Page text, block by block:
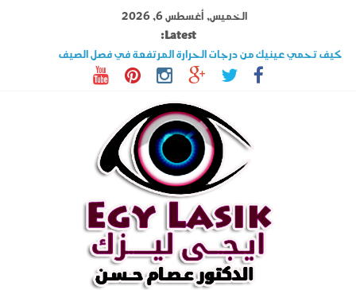
content
الخميس, أغسطس 6, 2026
Latest:
كيف تحمي عينيك من درجات الحرارة المرتفعة في فصل الصيف
تصوير القرنية أهم فحوصات عملية الليزك .. اكتشف المزيد عنه
قصر النظر وطول النظر الفرق بينهما وهل الليزك علاج فعال ؟
السوبراكور تقنية تخلصك من نظارة القراءة فى دقائق تعرف على شروطها
حول العين فى الأطفال والكبار الأسباب وأحدث طرق العلاج